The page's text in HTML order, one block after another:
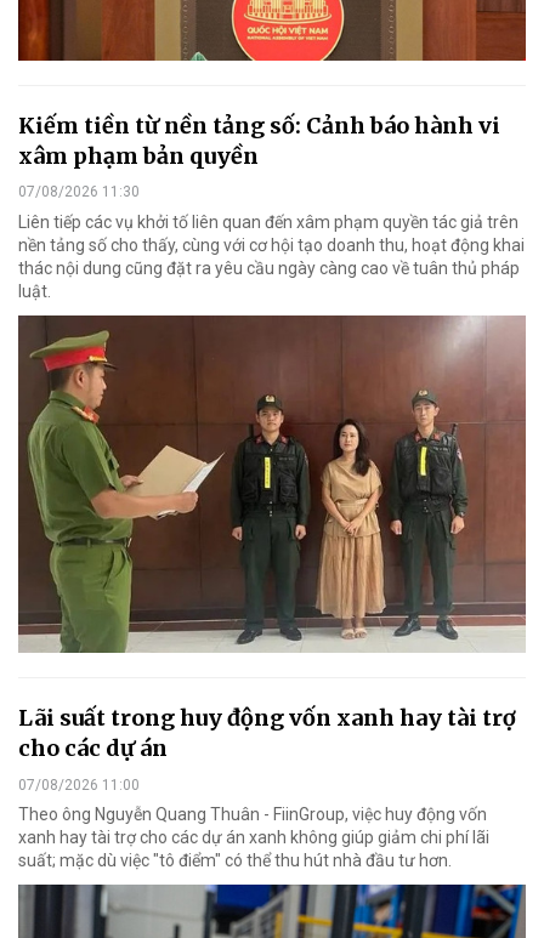
Kiếm tiền từ nền tảng số: Cảnh báo hành vi
xâm phạm bản quyền
07/08/2026 11:30
Liên tiếp các vụ khởi tố liên quan đến xâm phạm quyền tác giả trên
nền tảng số cho thấy, cùng với cơ hội tạo doanh thu, hoạt động khai
thác nội dung cũng đặt ra yêu cầu ngày càng cao về tuân thủ pháp
luật.
Lãi suất trong huy động vốn xanh hay tài trợ
cho các dự án
07/08/2026 11:00
Theo ông Nguyễn Quang Thuân - FiinGroup, việc huy động vốn
xanh hay tài trợ cho các dự án xanh không giúp giảm chi phí lãi
suất; mặc dù việc "tô điểm" có thể thu hút nhà đầu tư hơn.